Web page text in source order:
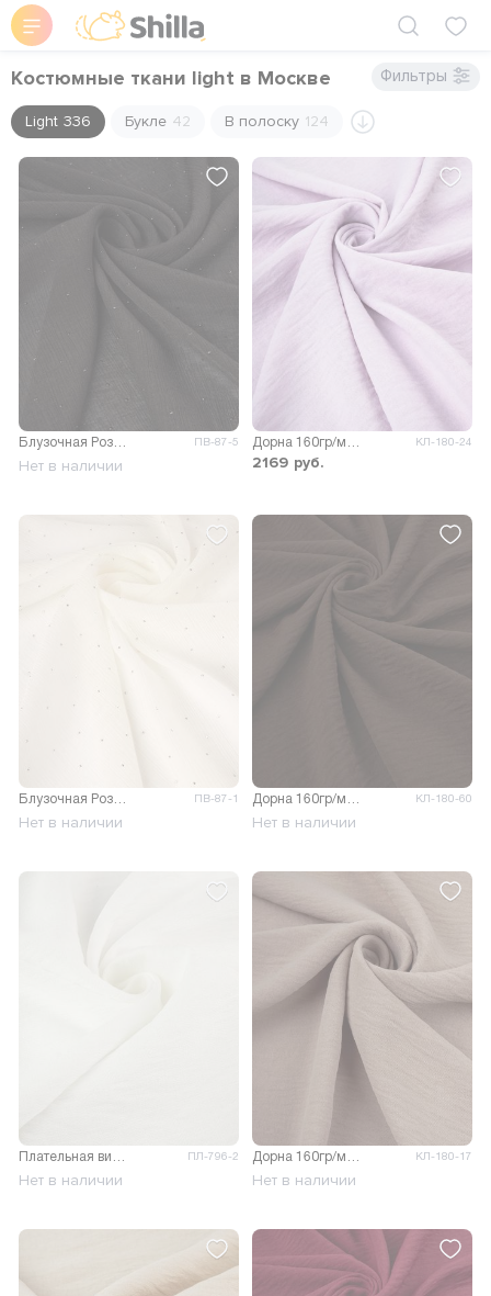
Костюмные ткани light в Москве Фильтры
Light 336 Букле 42 В полоску 124
ПВ-87-5
Нет в наличии
КЛ-180-24
2169 руб.
Блузочная Розалия крэш со стразами ПВ-87-1
Нет в наличии
Дорна 160гр/м.кв. КЛ-180-60
Нет в наличии
ПЛ-796-2
Нет в наличии
КЛ-180-17
Нет в наличии